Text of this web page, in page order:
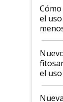
el
fina
el